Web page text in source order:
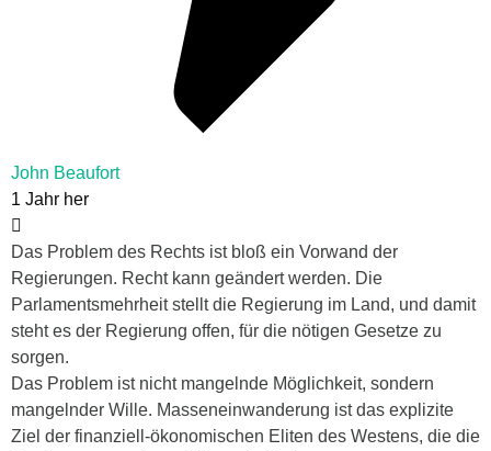
John Beaufort
1 Jahr her
Das Problem des Rechts ist bloß ein Vorwand der
Regierungen. Recht kann geändert werden. Die
Parlamentsmehrheit stellt die Regierung im Land, und damit
steht es der Regierung offen, für die nötigen Gesetze zu
sorgen.
Das Problem ist nicht mangelnde Möglichkeit, sondern
mangelnder Wille. Masseneinwanderung ist das explizite
Ziel der finanziell-ökonomischen Eliten des Westens, die die